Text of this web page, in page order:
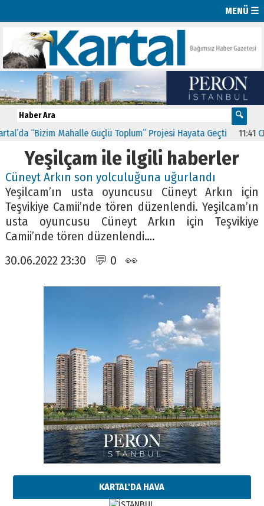
MENÜ ☰
“Bizim Mahalle Güçlü Toplum” Projesi Hayata Geçti 11:41
Yeşilçam ile ilgili haberler
Cüneyt Arkın son yolculuğuna uğurlandı
Yeşilcam’ın usta oyuncusu Cüneyt Arkın için
Teşvikiye Camii’nde tören düzenlendi. Yeşilcam’ın
usta oyuncusu Cüneyt Arkın için Teşvikiye
Camii’nde tören düzenlendi….
30.06.2022 23:30 💬 0 👀
KARTAL'DA HAVA